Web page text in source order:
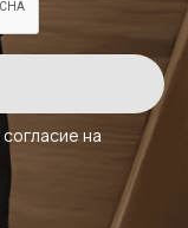
согласие на